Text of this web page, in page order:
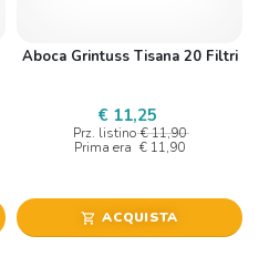
Aboca Grintuss Tisana 20 Filtri
€ 11,25
Prz. listino € 11,90
Prima era € 11,90
shopping_cart ACQUISTA